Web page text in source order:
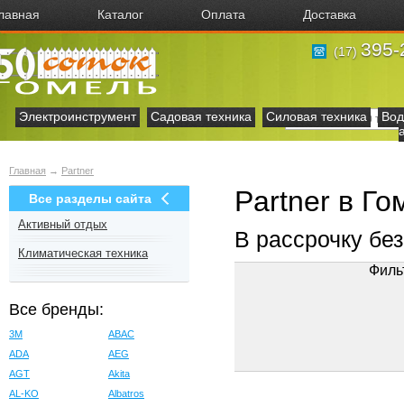
Каталог Оплата Доставка
(17) 395-
Электроинструмент Садовая техника Силовая техника
Главная → Partner
Все разделы сайта
Активный отдых
Климатическая техника
Все бренды:
3M
ABAC
ADA
AEG
AGT
Akita
AL-KO
Albatros
Partner в
В рассрочку